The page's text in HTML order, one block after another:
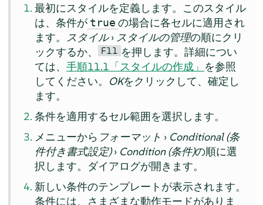
最初にスタイルを定義します。このスタイル
は、条件が true の場合に各セルに適用され
ます。 スタイル› スタイルの管理の順にクリ
ックするか、
F11 を押します。詳細につい
ては、手順11.1「スタイルの作成」 を参照
してください。 OKをクリックして、確定し
ます。
条件を適用するセル範囲を選択します。
メニューから フォーマット › Conditional (条
件付き書式設定)› Condition (条件)の順に選
択します。ダイアログが開きます。
新しい条件のテンプレートが表示されます。
条件には、さまざまな動作モードがありま